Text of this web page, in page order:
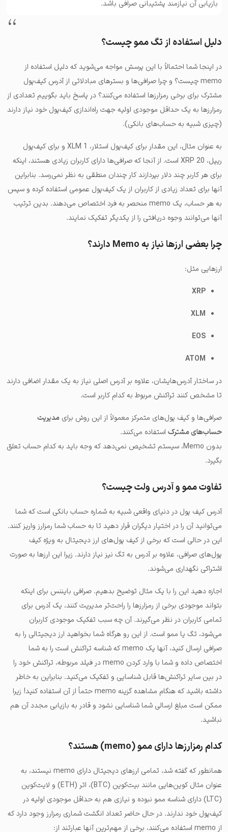
بازیابی آن نیازمند پشتیبانی صرافی باشد.
دلیل استفاده از تگ ممو چیست؟
در اینجا شما احتمالاً با این پرسش مواجه می‌شوید که دلیل استفاده از
memo چیست؟ و چرا صرا‌فی‌ها و بسترهای مبادلاتی از آدرس کیف‌پول
مشترک برای برخی رمزارزها استفاده می‌کنند؟ در پاسخ باید بگوییم تعدادی از
رمزارزها به یک حداقل موجودی اولیه جهت راه‌اندازی کیف‌پول خود نیاز دارند
(چیزی شبیه به حساب‌های بانکی).
به عنوان مثال، این مقدار برای کیف‌پول استلار، 1 XLM و برای کیف‌پول
ریپل، 20 XRP است. از آنجا که صرافی‌ها دارای کاربران زیادی هستند، اینکه
برای هر کاربر چند دلار بپردازند کار چندان منطقی به نظر نمی‌رسد. بنابراین
آنها برای تعداد زیادی از کاربران از یک کیف‌پول‌ عمومی استفاده کرده و سپس
به هر حساب، یک memo منحصر به فرد اختصاص می‌دهند. بدین ترتیب
آنها می‌توانند وجوه دریافتی را از یکدیگر تفکیک نمایند.
چرا بعضی ارزها نیاز به Memo دارند؟
ارزهایی مثل:
XRP
XLM
EOS
ATOM
در ساختار آدرس‌هایشان، علاوه بر آدرس اصلی نیاز به یک مقدار اضافی دارند
تا مشخص کنند تراکنش مربوط به کدام کاربر است.
صرافی‌ها و کیف پول‌های متمرکز معمولاً از این روش برای مدیریت
حساب‌های مشترک استفاده می‌کنند.
بدون Memo، سیستم تشخیص نمی‌دهد که وجه باید به کدام حساب تعلق
بگیرد.
تفاوت ممو و آدرس ولت چیست؟
آدرس کیف پول در دنیای واقعی شبیه به شماره حساب بانکی است که شما
می‌توانید آن را در اختیار دیگران قرار دهید تا به حساب شما رمز‌ارز واریز کنند.
این در حالی است که برخی از کیف پول‌های ارز دیجیتال به ویژه کیف
پول‌های صرافی، علاوه بر آدرس به تگ نیز نیاز دارند. زیرا این ارزها به صورت
اشتراکی نگهداری می‌شوند.
اجازه دهید این را با یک مثال توضیح بدهیم. صرافی بایننس برای اینکه
بتواند موجودی برخی از رمزارزها را راحت‌تر مدیریت کنند، یک آدرس برای
تمامی کاربران در نظر می‌گیرند. آن چه سبب تفکیک موجودی کاربران
می‌شود، تگ یا ممو است. از این رو هرگاه شما بخواهید ارز دیجیتالی را به
صرافی ارسال کنید، آنها یک memo که شناسه تراکنش است را به شما
اختصاص داده و شما با وارد کردن memo در فیلد مربوطه، تراکنش خود را
در بین سایر تراکنش‌ها قابل شناسایی و تفکیک می‌کنید. بنابراین به خاطر
داشته باشید که هنگام مشاهده گزینه memo حتماً از آن استفاده کنید! زیرا
ممکن است مبلغ ارسالی شما شناسایی نشود و قادر به بازیابی مجدد آن هم
نباشید.
کدام رمزارزها دارای ممو (memo) هستند؟
همانطور که گفته شد، تمامی ارزهای دیجیتال دارای memo نیستند، به
عنوان مثال کوین‌هایی مانند بیت‌کوین (BTC)، اتر (ETH) و لایت‌کوین
(LTC) دارای شناسه ممو نبوده و نیازی هم به حداقل موجودی اولیه در
کیف‌پول خود ندارند. در حال حاضر تعداد انگشت شماری رمزارز وجود دارد که
از memo استفاده می‌کنند، برخی از مهم‌ترین آنها عبارتند از: